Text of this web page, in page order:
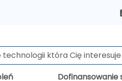
Dofinansowanie